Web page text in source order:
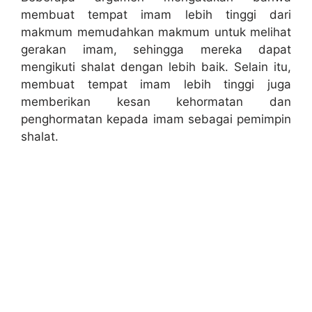
membuat tempat imam lebih tinggi dari
makmum memudahkan makmum untuk melihat
gerakan imam, sehingga mereka dapat
mengikuti shalat dengan lebih baik. Selain itu,
membuat tempat imam lebih tinggi juga
memberikan kesan kehormatan dan
penghormatan kepada imam sebagai pemimpin
shalat.